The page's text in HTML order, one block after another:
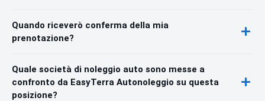
Quando riceverò conferma della mia
prenotazione?
Quale società di noleggio auto sono messe a
confronto da EasyTerra Autonoleggio su questa
posizione?